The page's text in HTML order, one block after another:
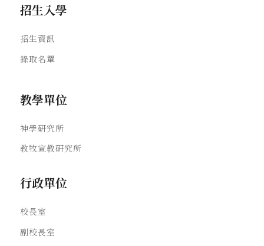
招生入學
招生資訊
錄取名單
教學單位
神學研究所
教牧宣教研究所
行政單位
校長室
副校長室